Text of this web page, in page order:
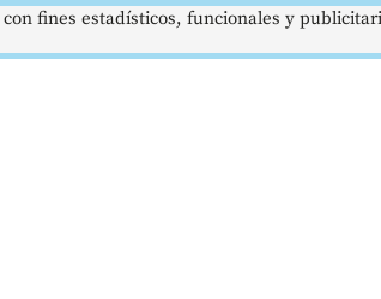
fines estadísticos, funcionales y